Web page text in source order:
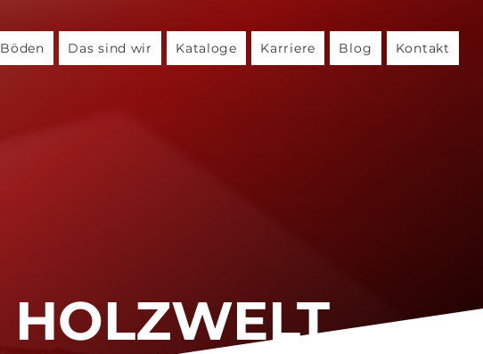
Böden Das sind wir Kataloge Karriere Blog Kontakt
HOLZWELT